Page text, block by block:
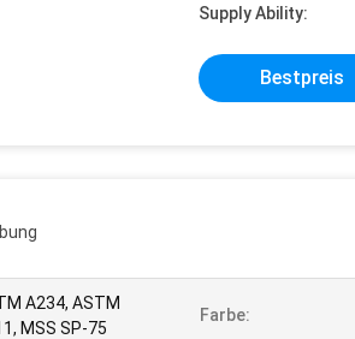
Supply Ability:
Bestpreis
A234, ASTM
MSS SP-75
Farbe: